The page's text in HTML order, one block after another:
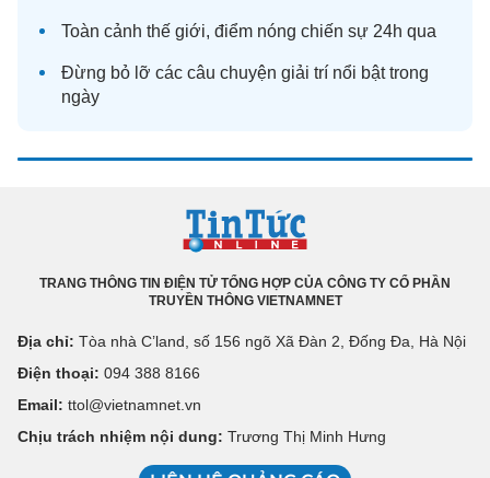
Toàn cảnh thế giới, điểm nóng chiến sự 24h qua
Đừng bỏ lỡ các câu chuyện giải trí nổi bật trong
ngày
TRANG THÔNG TIN ĐIỆN TỬ TỔNG HỢP CỦA CÔNG TY CỔ PHẦN
TRUYỀN THÔNG VIETNAMNET
Địa chỉ: Tòa nhà C’land, số 156 ngõ Xã Đàn 2, Đống Đa, Hà Nội
Điện thoại: 094 388 8166
Email: ttol@vietnamnet.vn
Chịu trách nhiệm nội dung: Trương Thị Minh Hưng